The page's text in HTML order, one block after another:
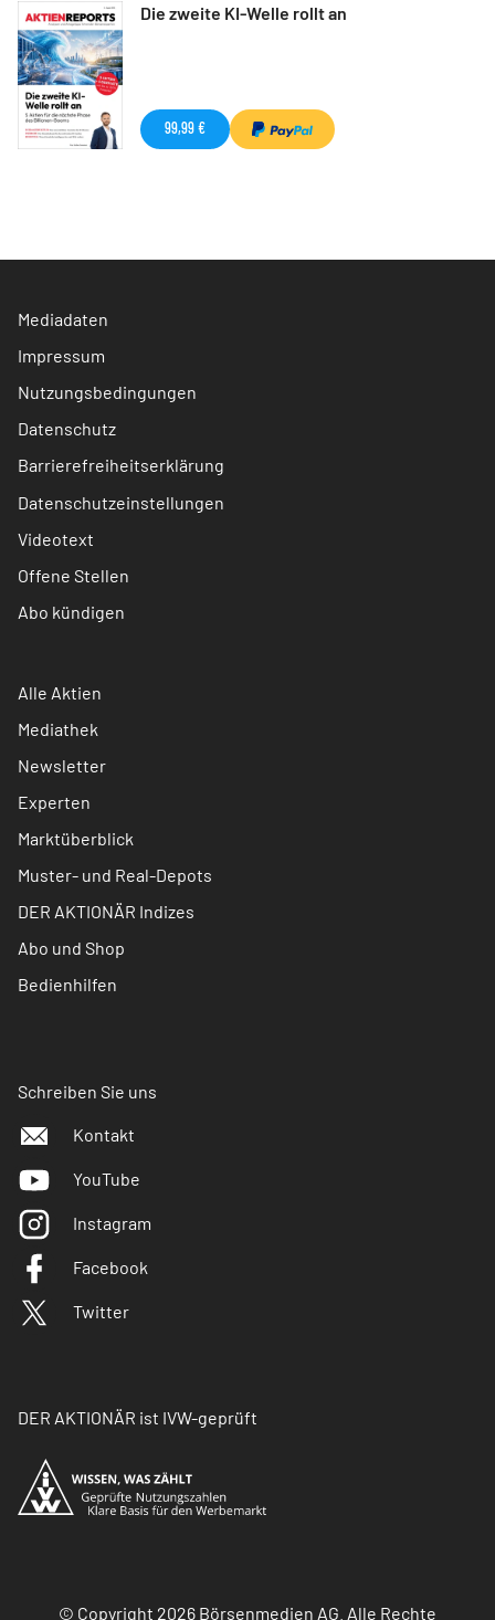
Die zweite KI-Welle rollt an
99,99 €
Mediadaten
Impressum
Nutzungsbedingungen
Datenschutz
Barrierefreiheitserklärung
Datenschutzeinstellungen
Videotext
Offene Stellen
Abo kündigen
Alle Aktien
Mediathek
Newsletter
Experten
Marktüberblick
Muster- und Real-Depots
DER AKTIONÄR Indizes
Abo und Shop
Bedienhilfen
Schreiben Sie uns
Kontakt
YouTube
Instagram
Facebook
Twitter
DER AKTIONÄR ist IVW-geprüft
© Copyright 2026 Börsenmedien AG. Alle Rechte